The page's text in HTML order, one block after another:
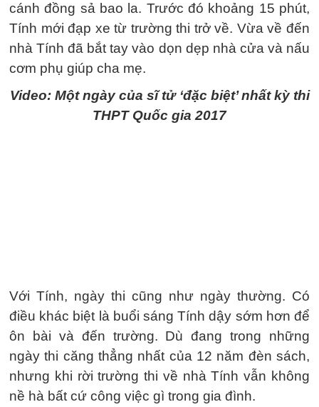
cánh đồng sả bao la. Trước đó khoảng 15 phút,
Tính mới đạp xe từ trường thi trở về. Vừa về đến
nhà Tính đã bắt tay vào dọn dẹp nhà cửa và nấu
cơm phụ giúp cha mẹ.
Video: Một ngày của sĩ tử ‘đặc biệt’ nhất kỳ thi
THPT Quốc gia 2017
Với Tính, ngày thi cũng như ngày thường. Có
điều khác biệt là buổi sáng Tính dậy sớm hơn để
ôn bài và đến trường. Dù đang trong những
ngày thi căng thẳng nhất của 12 năm đèn sách,
nhưng khi rời trường thi về nhà Tính vẫn không
nề hà bất cứ công việc gì trong gia đình.